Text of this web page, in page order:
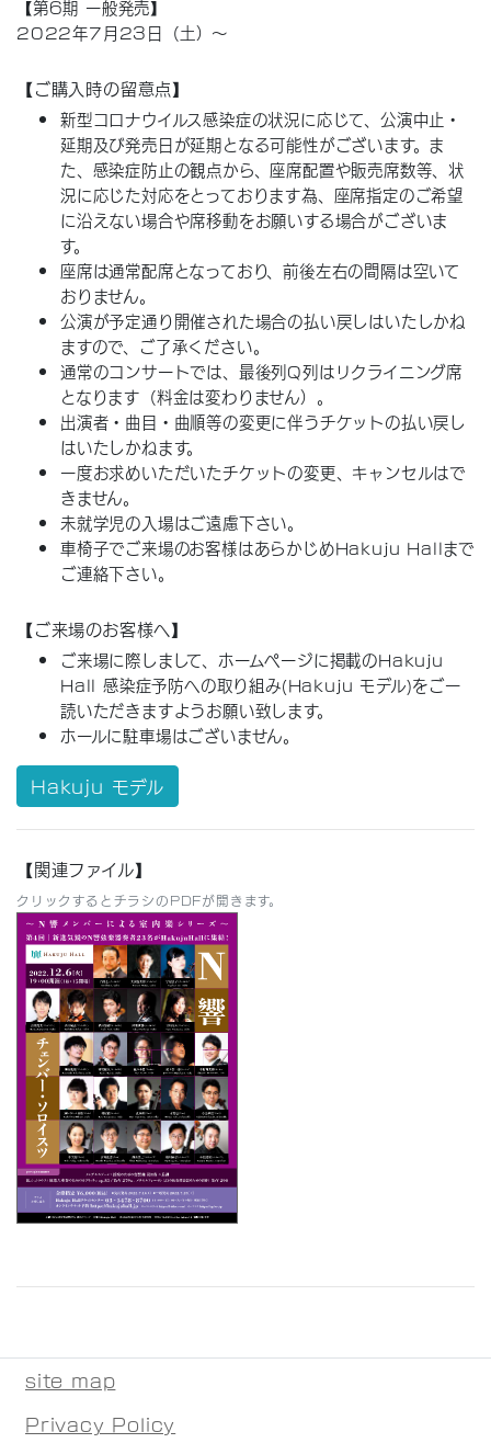
【第6期 一般発売】
2022年7月23日（土）～
【ご購入時の留意点】
新型コロナウイルス感染症の状況に応じて、公演中止・
延期及び発売日が延期となる可能性がございます。ま
た、感染症防止の観点から、座席配置や販売席数等、状
況に応じた対応をとっております為、座席指定のご希望
に沿えない場合や席移動をお願いする場合がございま
す。
座席は通常配席となっており、前後左右の間隔は空いて
おりません。
公演が予定通り開催された場合の払い戻しはいたしかね
ますので、ご了承ください。
通常のコンサートでは、最後列Q列はリクライニング席
となります（料金は変わりません）。
出演者・曲目・曲順等の変更に伴うチケットの払い戻し
はいたしかねます。
一度お求めいただいたチケットの変更、キャンセルはで
きません。
未就学児の入場はご遠慮下さい。
車椅子でご来場のお客様はあらかじめHakuju Hallまで
ご連絡下さい。
【ご来場のお客様へ】
ご来場に際しまして、ホームページに掲載のHakuju
Hall 感染症予防への取り組み(Hakuju モデル)をご一
読いただきますようお願い致します。
ホールに駐車場はございません。
Hakuju モデル
【関連ファイル】
クリックするとチラシのPDFが開きます。
site map
Privacy Policy